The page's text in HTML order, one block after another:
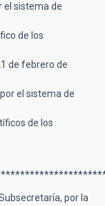
el sistema de
de los
de febrero de
el sistema de
de los
por la